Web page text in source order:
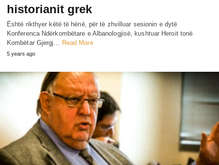
historianit grek
Është rikthyer këtë të hënë, për të zhvillʋar sesionin e dytë
Konferenca Ndërkombëtare e Albanologjisë, kʋshtʋar Heroit tonë
Kombëtar Gjergj…
Read More
5 years ago